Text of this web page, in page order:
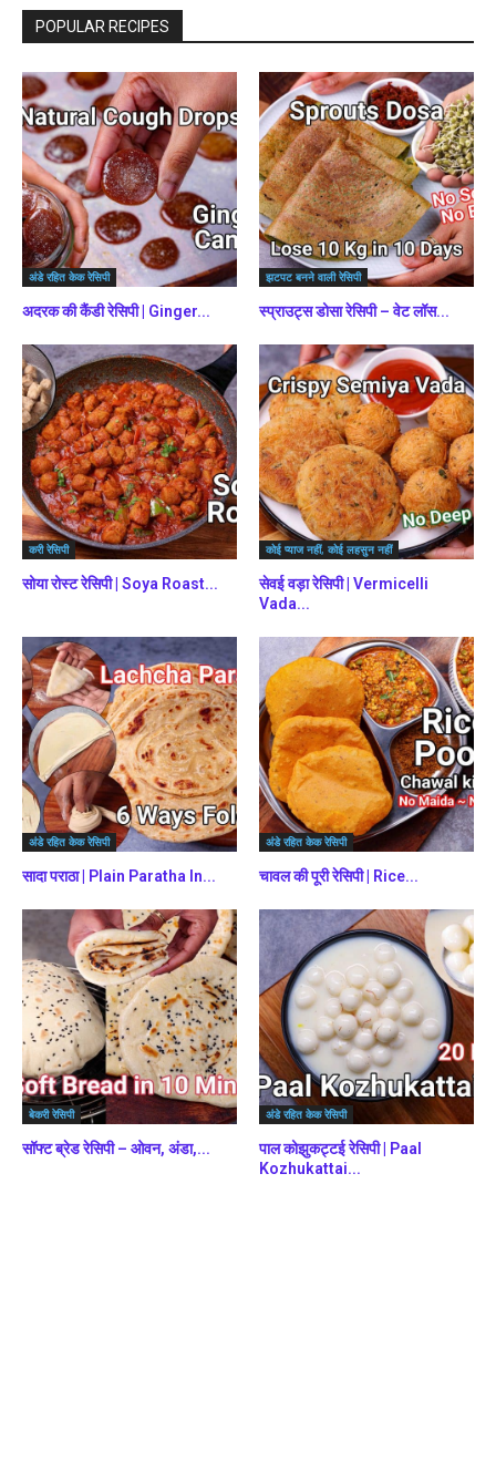
POPULAR RECIPES
अंडे रहित केक रेसिपी
अदरक की कैंडी रेसिपी | Ginger...
झटपट बनने वाली रेसिपी
स्प्राउट्स डोसा रेसिपी – वेट लॉस...
करी रेसिपी
सोया रोस्ट रेसिपी | Soya Roast...
कोई प्याज नहीं, कोई लहसुन नहीं
सेवई वड़ा रेसिपी | Vermicelli
Vada...
अंडे रहित केक रेसिपी
सादा पराठा | Plain Paratha In...
अंडे रहित केक रेसिपी
चावल की पूरी रेसिपी | Rice...
बेकरी रेसिपी
सॉफ्ट ब्रेड रेसिपी – ओवन, अंडा,...
अंडे रहित केक रेसिपी
पाल कोझुकट्टई रेसिपी | Paal
Kozhukattai...